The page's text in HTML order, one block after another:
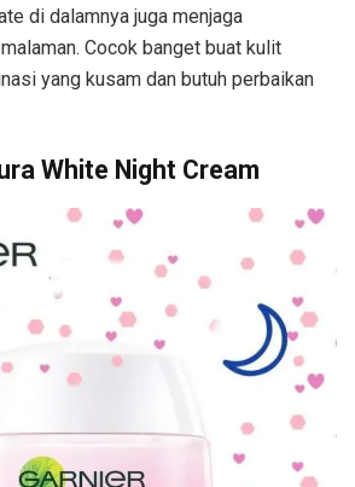
di dalamnya juga menjaga
Cocok banget buat kulit
yang kusam dan butuh perbaikan
White Night Cream